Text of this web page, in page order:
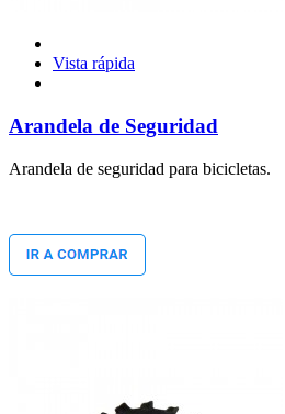
Vista rápida
Arandela de Seguridad
Arandela de seguridad para bicicletas.